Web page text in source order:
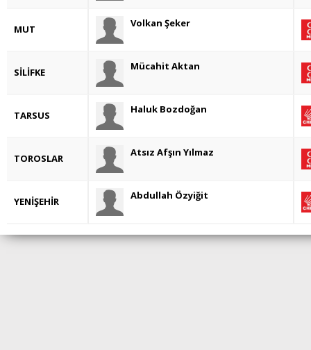
MUT Volkan Şeker
SİLİFKE Mücahit Aktan
TARSUS Haluk Bozdoğan
TOROSLAR Atsız Afşın Yılmaz
YENİŞEHİR Abdullah Özyiğit